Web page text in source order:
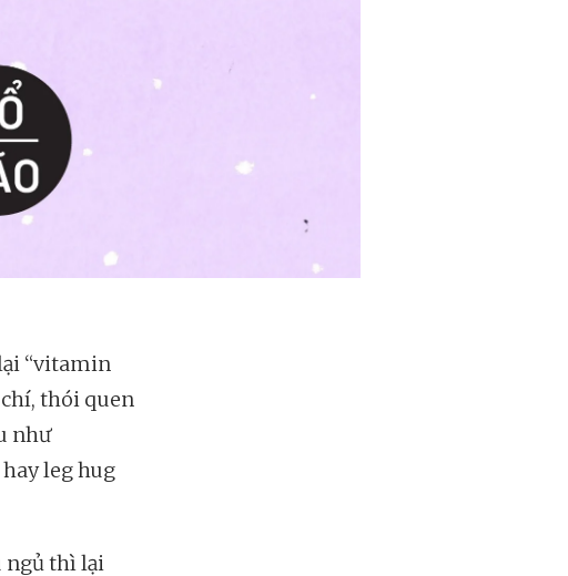
“vitamin
thói quen
như
leg hug
ngủ thì lại